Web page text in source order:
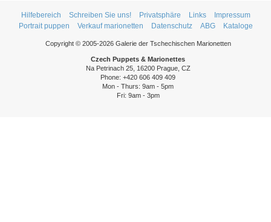
Hilfebereich Schreiben Sie uns! Privatsphäre Links
Impressum
Portrait puppen
Verkauf marionetten Datenschutz ABG Kataloge
Copyright © 2005-2026 Galerie der Tschechischen Marionetten
Czech Puppets & Marionettes
Na Petrinach 25, 16200 Prague, CZ
Phone: +420 606 409 409
Mon - Thurs: 9am - 5pm
Fri: 9am - 3pm